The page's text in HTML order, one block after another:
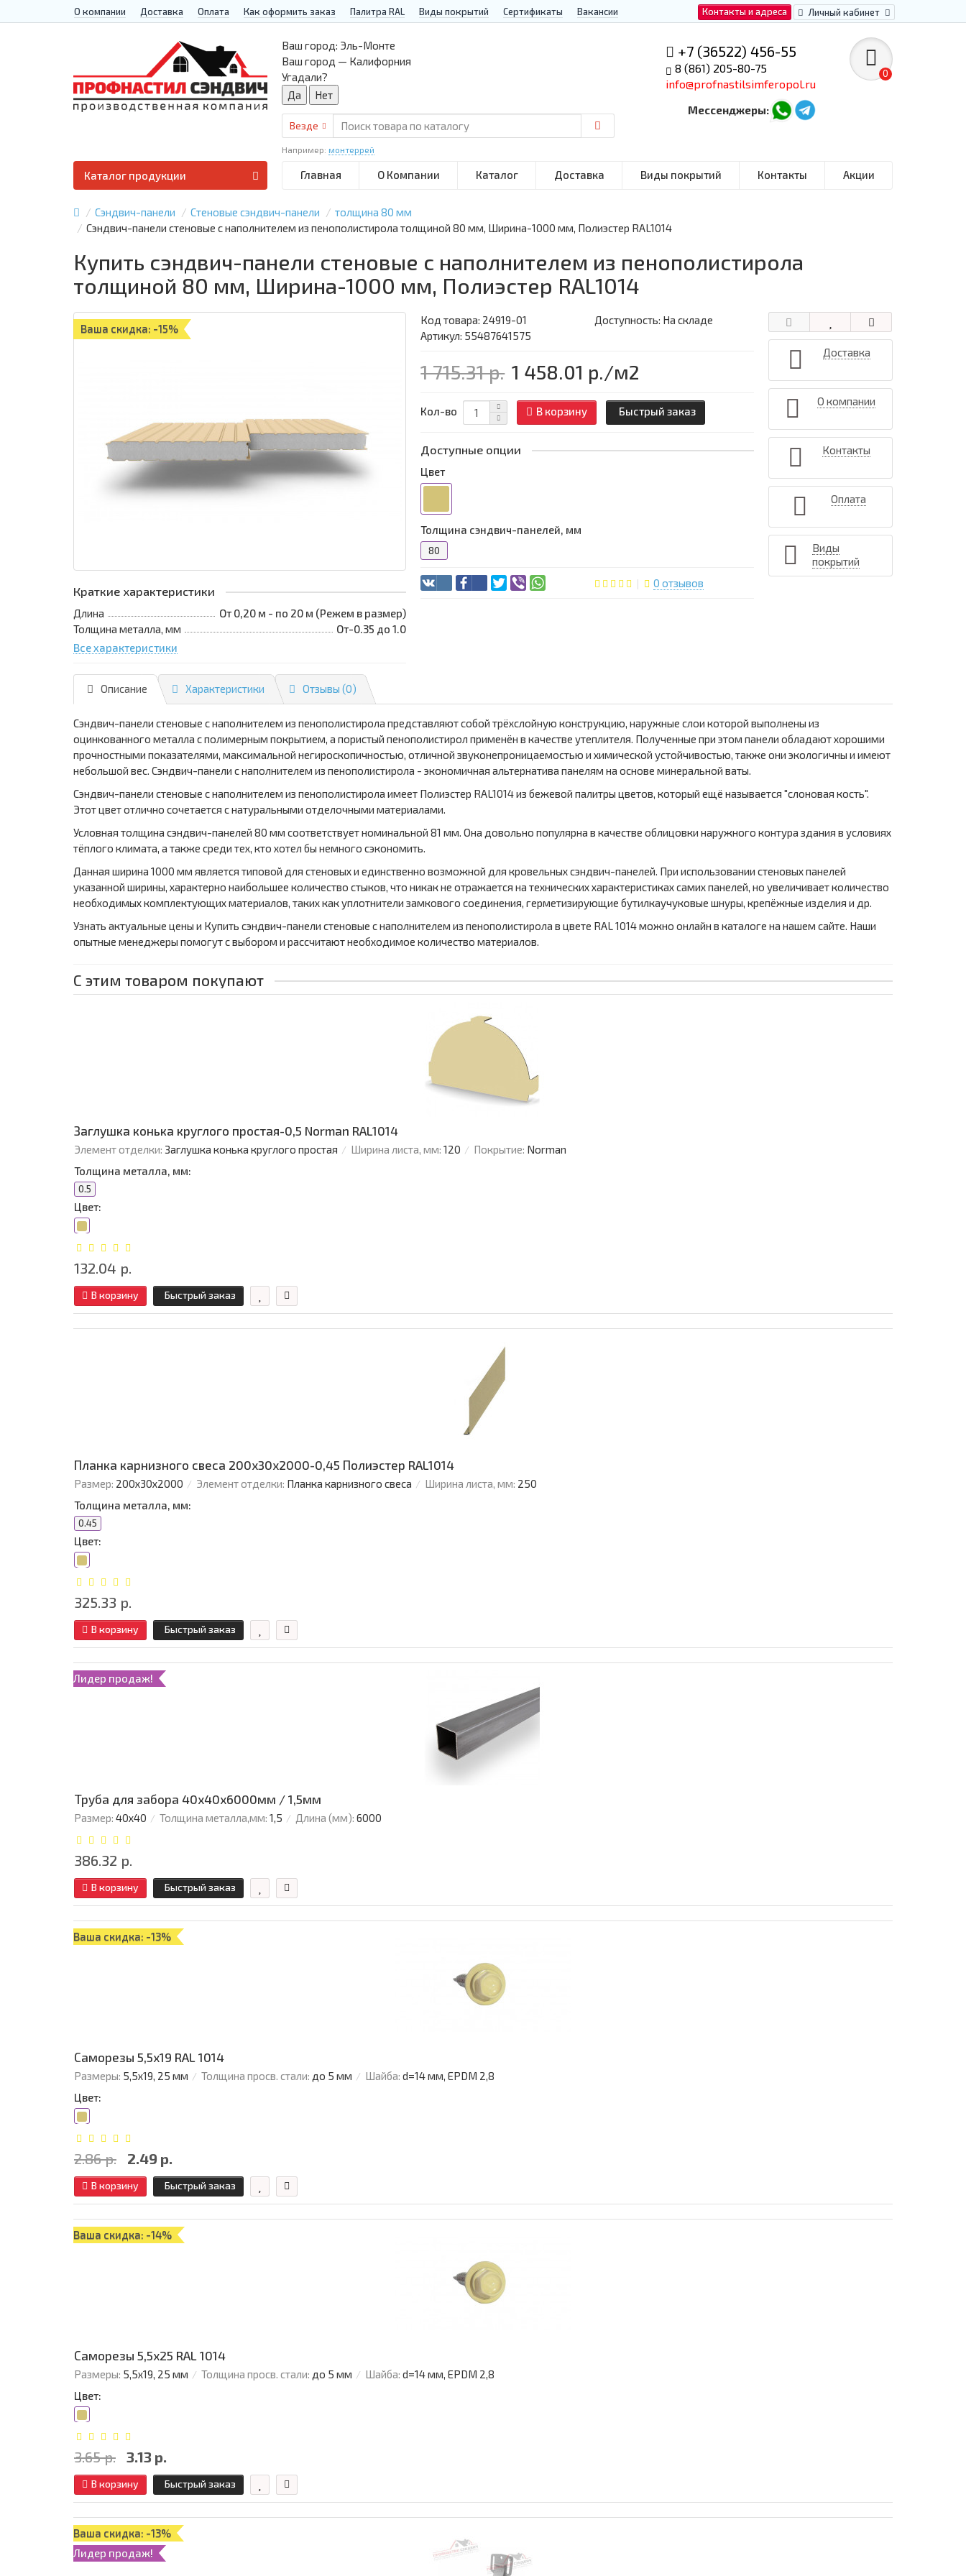
Контакты и адреса Личный кабинет
О компании Доставка Оплата Как оформить заказ Палитра RAL Виды покрытий Сертификаты Вакансии
+7 (36522) 456-55
8 (861) 205-80-75
info@profnastilsimferopol.ru
Мессенджеры:
0
Ваш город: Эль-Монте
Ваш город — Калифорния
Угадали?
Везде
Например: монтеррей
Главная О Компании Каталог Доставка Виды покрытий Контакты Акции
Каталог продукции
Сэндвич-панели Стеновые сэндвич-панели
толщина 80 мм
Сэндвич-панели стеновые с наполнителем из пенополистирола толщиной 80 мм, Ширина-1000 мм, Полиэстер RAL1014
Купить сэндвич-панели стеновые с наполнителем из пенополистирола
толщиной 80 мм, Ширина-1000 мм, Полиэстер RAL1014
Ваша скидка: -15%
Краткие характеристики
Длина
От 0,20 м - по 20 м (Режем в размер)
Толщина металла, мм
От-0.35 до 1.0
Все характеристики
Код товара: 24919-01
Доступность: На складе
Артикул: 55487641575
1 715.31 р. 1 458.01 р./м2
Кол-во В корзину Быстрый заказ
Доступные опции
Цвет
Толщина сэндвич-панелей, мм
80
0 отзывов
Доставка
О компании
Контакты
Оплата
Виды
покрытий
Описание Характеристики Отзывы (0)
Сэндвич-панели стеновые с наполнителем из пенополистирола представляют собой трёхслойную конструкцию, наружные слои которой выполнены из
оцинкованного металла с полимерным покрытием, а пористый пенополистирол применён в качестве утеплителя. Полученные при этом панели обладают хорошими
прочностными показателями, максимальной негироскопичностью, отличной звуконепроницаемостью и химической устойчивостью, также они экологичны и имеют
небольшой вес. Сэндвич-панели с наполнителем из пенополистирола - экономичная альтернатива панелям на основе минеральной ваты.
Сэндвич-панели стеновые с наполнителем из пенополистирола имеет Полиэстер RAL1014 из бежевой палитры цветов, который ещё называется "слоновая кость".
Этот цвет отлично сочетается с натуральными отделочными материалами.
Условная толщина сэндвич-панелей 80 мм соответствует номинальной 81 мм. Она довольно популярна в качестве облицовки наружного контура здания в условиях
тёплого климата, а также среди тех, кто хотел бы немного сэкономить.
Данная ширина 1000 мм является типовой для стеновых и единственно возможной для кровельных сэндвич-панелей. При использовании стеновых панелей
указанной ширины, характерно наибольшее количество стыков, что никак не отражается на технических характеристиках самих панелей, но увеличивает количество
необходимых комплектующих материалов, таких как уплотнители замкового соединения, герметизирующие бутилкаучуковые шнуры, крепёжные изделия и др.
Узнать актуальные цены и Купить сэндвич-панели стеновые с наполнителем из пенополистирола в цвете RAL 1014 можно онлайн в каталоге на нашем сайте. Наши
опытные менеджеры помогут с выбором и рассчитают необходимое количество материалов.
С этим товаром покупают
Заглушка конька круглого простая-0,5 Norman RAL1014
Элемент отделки: Заглушка конька круглого простая Ширина листа, мм: 120 Покрытие: Norman
Толщина металла, мм:
0.5
Цвет:
132.04 р.
В корзину Быстрый заказ
Планка карнизного свеса 200х30х2000-0,45 Полиэстер RAL1014
Размер: 200х30х2000 Элемент отделки: Планка карнизного свеса Ширина листа, мм: 250
Толщина металла, мм:
0.45
Цвет:
325.33 р.
В корзину Быстрый заказ
Лидер продаж!
Труба для забора 40х40x6000мм / 1,5мм
Размер: 40х40 Толщина металла,мм: 1,5 Длина (мм): 6000
386.32 р.
В корзину Быстрый заказ
Ваша скидка: -13%
Саморезы 5,5х19 RAL 1014
Размеры: 5,5х19, 25 мм Толщина просв. стали: до 5 мм Шайба: d=14 мм, EPDM 2,8
Цвет:
2.86 р. 2.49 р.
В корзину Быстрый заказ
Ваша скидка: -14%
Саморезы 5,5х25 RAL 1014
Размеры: 5,5х19, 25 мм Толщина просв. стали: до 5 мм Шайба: d=14 мм, EPDM 2,8
Цвет:
3.65 р. 3.13 р.
В корзину Быстрый заказ
Ваша скидка: -13%
Лидер продаж!